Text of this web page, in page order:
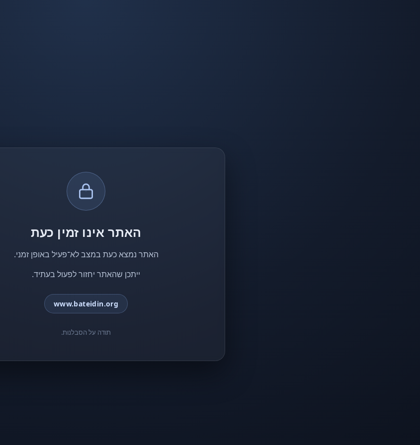
האתר אינו זמין כעת
האתר נמצא כעת במצב לא־פעיל באופן זמני.
ייתכן שהאתר יחזור לפעול בעתיד.
www.bateidin.org
תודה על הסבלנות.